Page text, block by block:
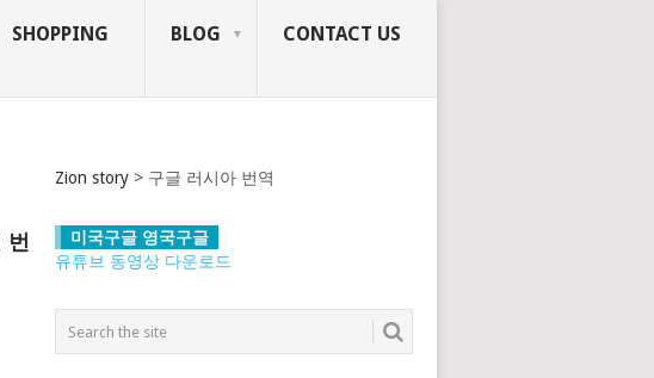
SHOPPING BLOG CONTACT US
번
Zion story > 구글 러시아 번역
미국구글 영국구글
유튜브 동영상 다운로드